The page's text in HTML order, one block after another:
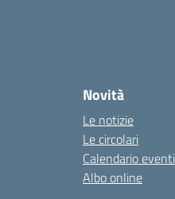
Novità
Le notizie
Le circolari
Calendario eventi
Albo online